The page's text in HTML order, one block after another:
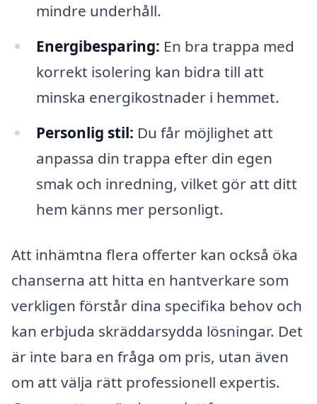
mindre underhåll.
Energibesparing: En bra trappa med
korrekt isolering kan bidra till att
minska energikostnader i hemmet.
Personlig stil: Du får möjlighet att
anpassa din trappa efter din egen
smak och inredning, vilket gör att ditt
hem känns mer personligt.
Att inhämtna flera offerter kan också öka
chanserna att hitta en hantverkare som
verkligen förstår dina specifika behov och
kan erbjuda skräddarsydda lösningar. Det
är inte bara en fråga om pris, utan även
om att välja rätt professionell expertis.